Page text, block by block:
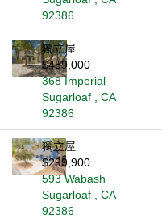
92386
獨立屋
$459,000
368 Imperial
Sugarloaf , CA
92386
獨立屋
$299,900
593 Wabash
Sugarloaf , CA
92386